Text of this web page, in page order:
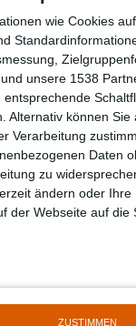
wie Cookies
unsere 1538
Alternativ können Sie
Verarbeitung
Daten
zu
ändern oder Ihre
der Webseite auf die
ZUSTIMMEN
Undergrounds, die
und das ist
ist druckvoll und
sodass das
und zurecht als
Demo-
A Virtue“, die in
auf dem Album
mitnichten weniger
keine der Platten